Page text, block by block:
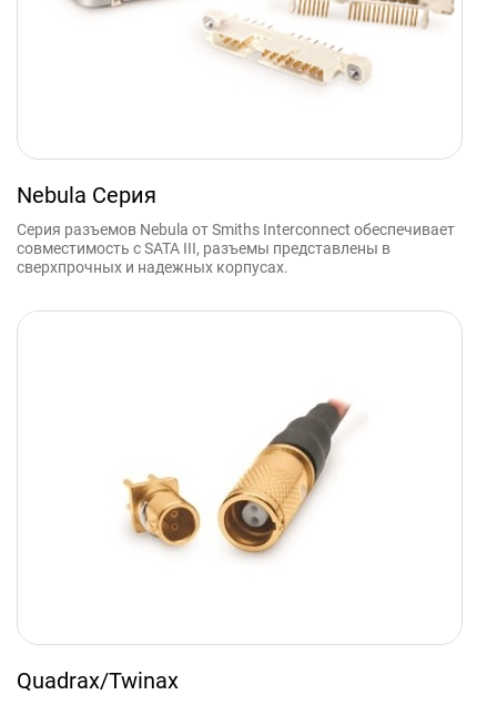
Nebula Серия
Серия разъемов Nebula от Smiths Interconnect обеспечивает
совместимость с SATA III, разъемы представлены в
сверхпрочных и надежных корпусах.
Quadrax/Twinax